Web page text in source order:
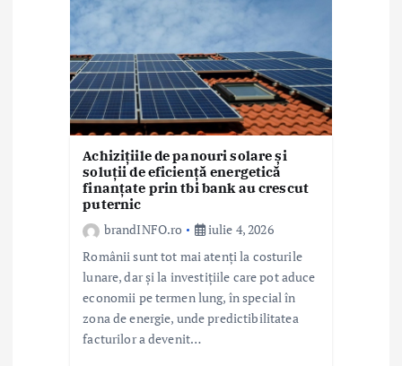
Achizițiile de panouri solare și
soluții de eficiență energetică
finanțate prin tbi bank au crescut
puternic
brandINFO.ro
iulie 4, 2026
Românii sunt tot mai atenți la costurile
lunare, dar și la investițiile care pot aduce
economii pe termen lung, în special în
zona de energie, unde predictibilitatea
facturilor a devenit…